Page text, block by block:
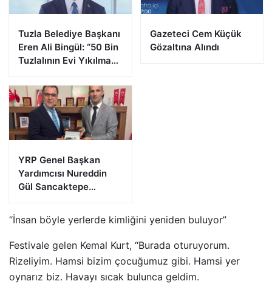
Tuzla Belediye Başkanı
Eren Ali Bingül: “50 Bin
Tuzlalının Evi Yıkılma
Gazeteci Cem Küçük
Gözaltına Alındı
YRP Genel Başkan
Yardımcısı Nureddin
Gül Sancaktepe
Geldi
“İnsan böyle yerlerde kimliğini yeniden buluyor”
Festivale gelen Kemal Kurt, “Burada oturuyorum.
Rizeliyim. Hamsi bizim çocuğumuz gibi. Hamsi yer
oynarız biz. Havayı sıcak bulunca geldim.